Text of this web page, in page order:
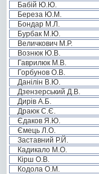
Бабій Ю.Ю.
Береза Ю.М.
Бондар М.Л.
Бурбак М.Ю.
Величкович М.Р.
Вознюк Ю.В.
Гаврилюк М.В.
Горбунов О.В.
Данілін В.Ю.
Дзензерський Д.В.
Дирів А.Б.
Драюк С.Є.
Єдаков Я.Ю.
Ємець Л.О.
Заставний Р.Й.
Кадикало М.О.
Кірш О.В.
Кодола О.М.